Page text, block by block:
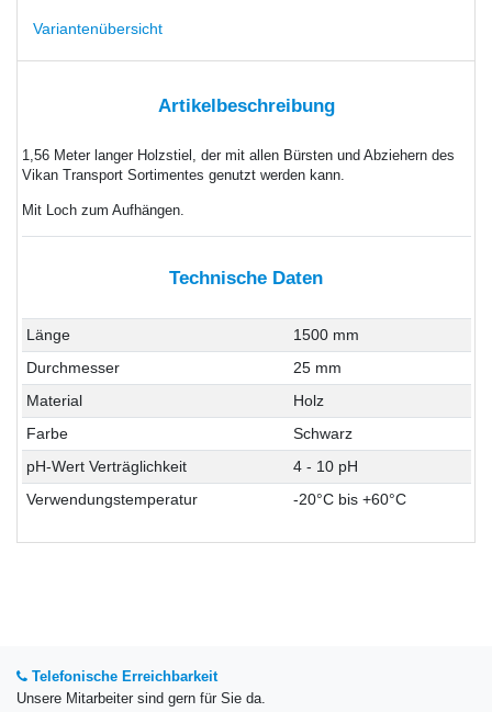
Variantenübersicht
Artikelbeschreibung
1,56 Meter langer Holzstiel, der mit allen Bürsten und Abziehern des
Vikan Transport Sortimentes genutzt werden kann.
Mit Loch zum Aufhängen.
Technische Daten
Länge
1500 mm
Durchmesser
25 mm
Material
Holz
Farbe
Schwarz
pH-Wert Verträglichkeit
4 - 10 pH
Verwendungstemperatur
-20°C bis +60°C
Telefonische Erreichbarkeit
Unsere Mitarbeiter sind gern für Sie da.